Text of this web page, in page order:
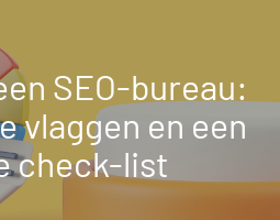
SEO-bureau:
vlaggen en een
check-list